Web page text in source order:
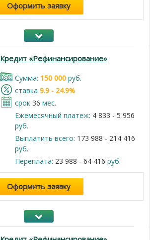
Оформить заявку
Кредит «Рефинансирование»
Cумма: 150 000руб.
cтавка 9.9 - 24.9%
срок 36 мес.
Ежемесячный платеж: 4 833 - 5 956
руб.
Выплатить всего: 173 988 - 214 416
руб.
Переплата: 23 988 - 64 416 руб.
Оформить заявку